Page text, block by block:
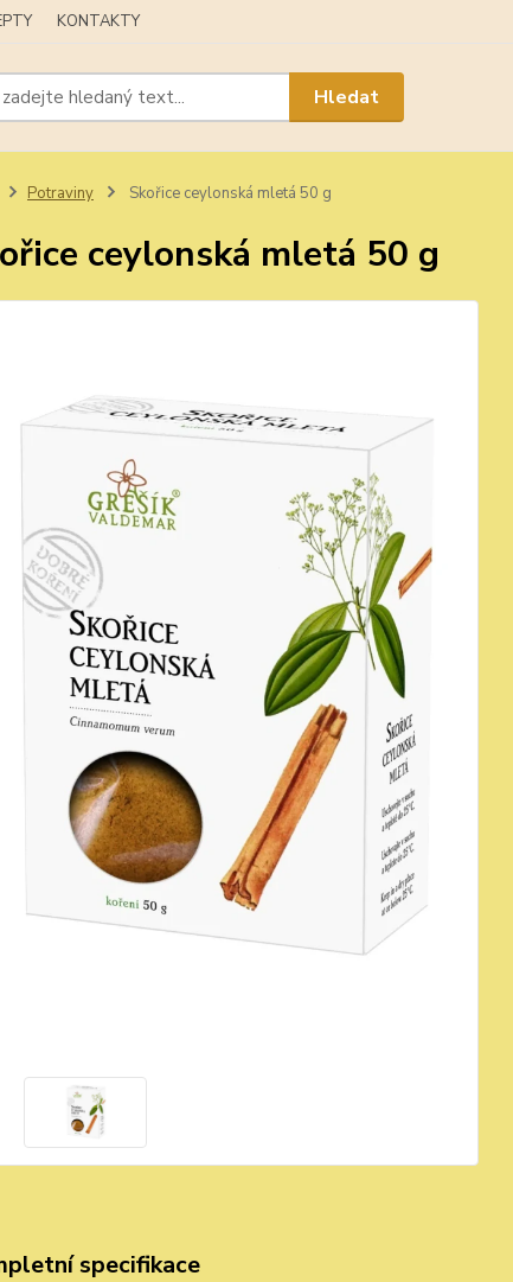
KONTAKTY
Hledat
Potraviny Skořice ceylonská mletá 50 g
ceylonská mletá 50 g
specifikace